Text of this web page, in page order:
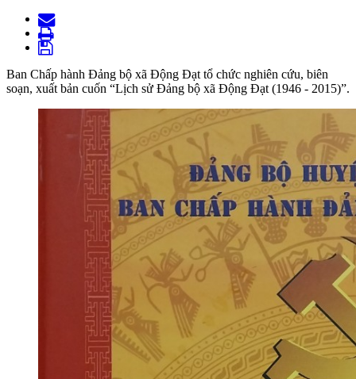
Ban Chấp hành Đảng bộ xã Động Đạt tổ chức nghiên cứu, biên
soạn, xuất bản cuốn “Lịch sử Đảng bộ xã Động Đạt (1946 - 2015)”.